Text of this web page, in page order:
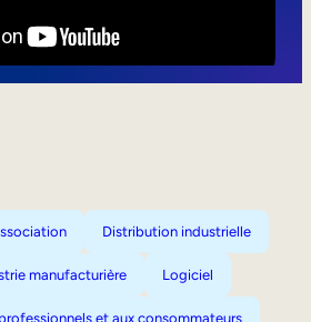
Distribution industrielle
manufacturière Logiciel
et aux consommateurs